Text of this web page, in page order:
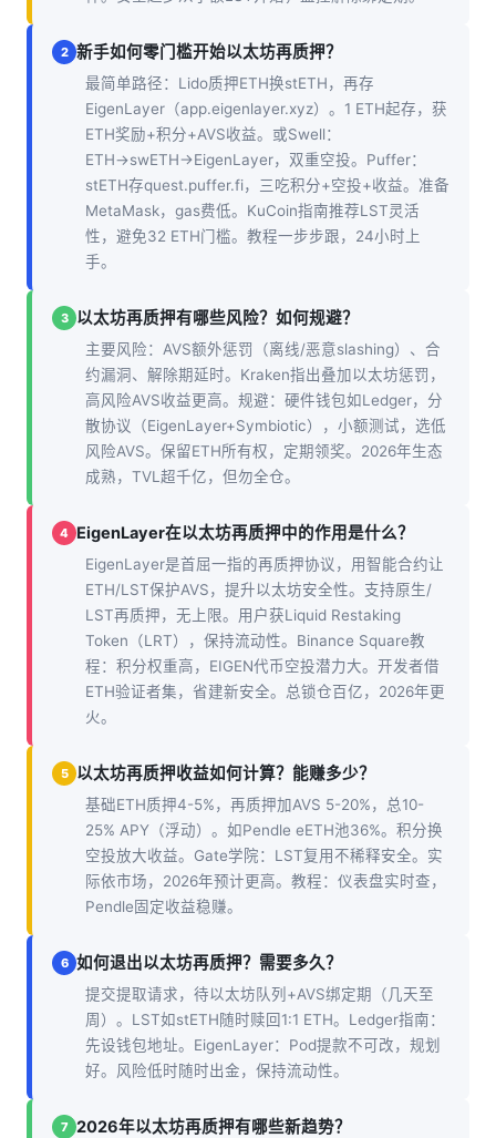
2 新手如何零门槛开始以太坊再质押？
最简单路径：Lido质押ETH换stETH，再存
EigenLayer（app.eigenlayer.xyz）。1 ETH起存，获
ETH奖励+积分+AVS收益。或Swell：
ETH→swETH→EigenLayer，双重空投。Puffer：
stETH存quest.puffer.fi，三吃积分+空投+收益。准备
MetaMask，gas费低。KuCoin指南推荐LST灵活
性，避免32 ETH门槛。教程一步步跟，24小时上
手。
3 以太坊再质押有哪些风险？如何规避？
主要风险：AVS额外惩罚（离线/恶意slashing）、合
约漏洞、解除期延时。Kraken指出叠加以太坊惩罚，
高风险AVS收益更高。规避：硬件钱包如Ledger，分
散协议（EigenLayer+Symbiotic），小额测试，选低
风险AVS。保留ETH所有权，定期领奖。2026年生态
成熟，TVL超千亿，但勿全仓。
4 EigenLayer在以太坊再质押中的作用是什么？
EigenLayer是首屈一指的再质押协议，用智能合约让
ETH/LST保护AVS，提升以太坊安全性。支持原生/
LST再质押，无上限。用户获Liquid Restaking
Token（LRT），保持流动性。Binance Square教
程：积分权重高，EIGEN代币空投潜力大。开发者借
ETH验证者集，省建新安全。总锁仓百亿，2026年更
火。
5 以太坊再质押收益如何计算？能赚多少？
基础ETH质押4-5%，再质押加AVS 5-20%，总10-
25% APY（浮动）。如Pendle eETH池36%。积分换
空投放大收益。Gate学院：LST复用不稀释安全。实
际依市场，2026年预计更高。教程：仪表盘实时查，
Pendle固定收益稳赚。
6 如何退出以太坊再质押？需要多久？
提交提取请求，待以太坊队列+AVS绑定期（几天至
周）。LST如stETH随时赎回1:1 ETH。Ledger指南：
先设钱包地址。EigenLayer：Pod提款不可改，规划
好。风险低时随时出金，保持流动性。
7 2026年以太坊再质押有哪些新趋势？